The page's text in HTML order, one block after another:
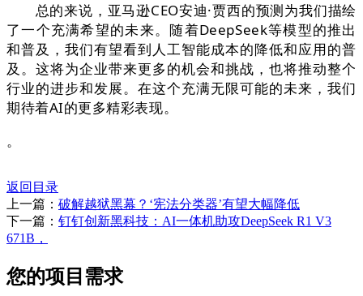
总的来说，亚马逊CEO安迪·贾西的预测为我们描绘
了一个充满希望的未来。随着DeepSeek等模型的推出
和普及，我们有望看到人工智能成本的降低和应用的普
及。这将为企业带来更多的机会和挑战，也将推动整个
行业的进步和发展。在这个充满无限可能的未来，我们
期待着AI的更多精彩表现。
。
返回目录
上一篇： 破解越狱黑幕？‘宪法分类器’有望大幅降低
下一篇： 钉钉创新黑科技：AI一体机助攻DeepSeek R1 V3
671B，
您的项目需求